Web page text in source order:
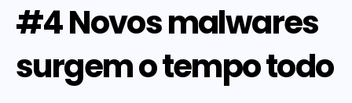
#4 Novos malwares
surgem o tempo todo